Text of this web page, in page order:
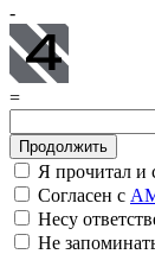
-
=
Я прочитал и
Согласен с
Несу
Не